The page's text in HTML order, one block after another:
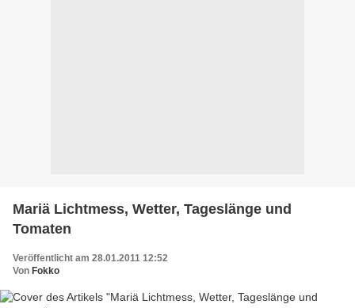
Mariä Lichtmess, Wetter, Tageslänge und
Tomaten
Veröffentlicht am 28.01.2011 12:52
Von Fokko